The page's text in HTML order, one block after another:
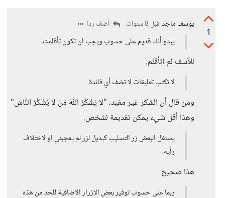
1
يوسف ماجد قبل 8 سنوات
أضف ردا
يبدو أنك قديم على حسوب ويجب ان تكون تأقلمت.
للأسف لم اتأقلم.
لا تكتب تعليقات لا تضف أي فائدة
ومن قال أن الشكر غير مفيد، "لا يَشْكُرُ اللَّهَ مَنْ لا يَشْكُرُ النَّاسَ"
وهذا أقل شيء يمكن تقديمة لشخص.
يستغل البعض زر التسليب كبديل لزر لم يعجبني او لاختلاف
رأيه.
هذا صحيح
ربما على حسوب توفير بعض الازرار الاضافية للحد من هذه